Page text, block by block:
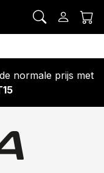
normale prijs met